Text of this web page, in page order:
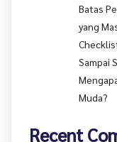
Batas
yang
Sampai
Muda?
Recent